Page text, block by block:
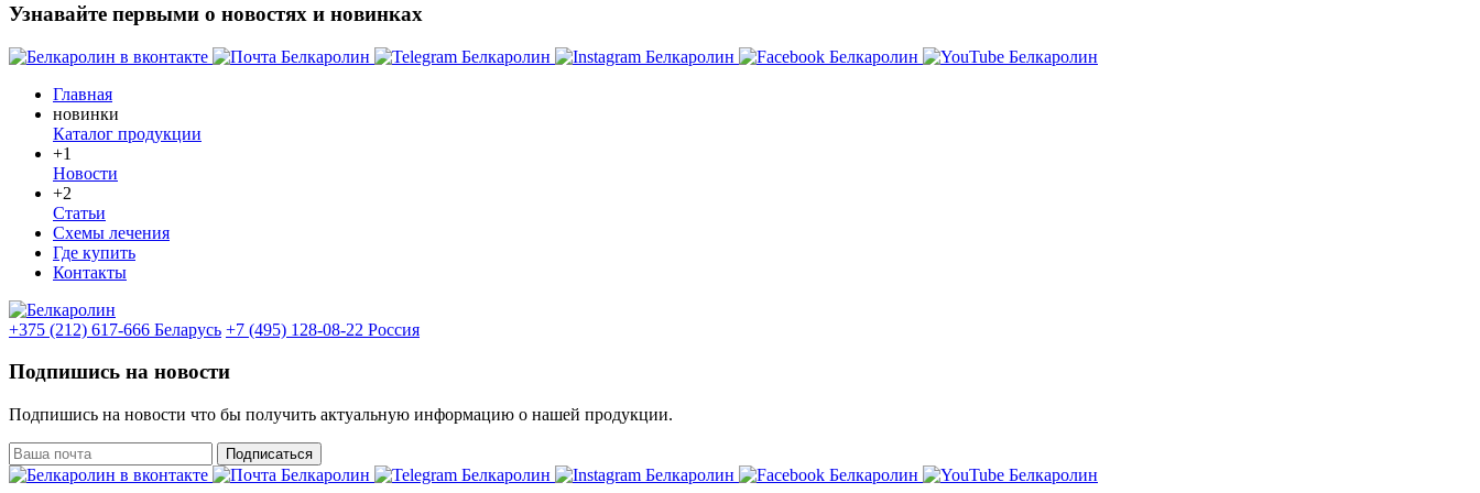
Узнавайте первыми о новостях и новинках
Главная
новинки
Каталог продукции
+1
Новости
+2
Статьи
Схемы лечения
Где купить
Контакты
+375 (212) 617-666 Беларусь +7 (495) 128-08-22 Россия
Подпишись на новости
Подпишись на новости что бы получить актуальную информацию о нашей продукции.
Подписаться